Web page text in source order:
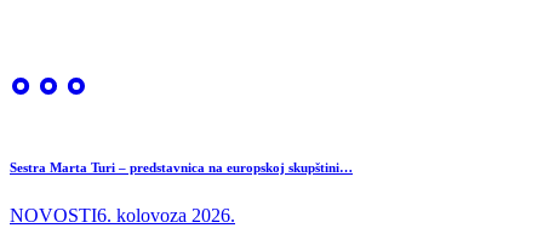
Sestra Marta Turi – predstavnica na europskoj skupštini…
NOVOSTI6. kolovoza 2026.